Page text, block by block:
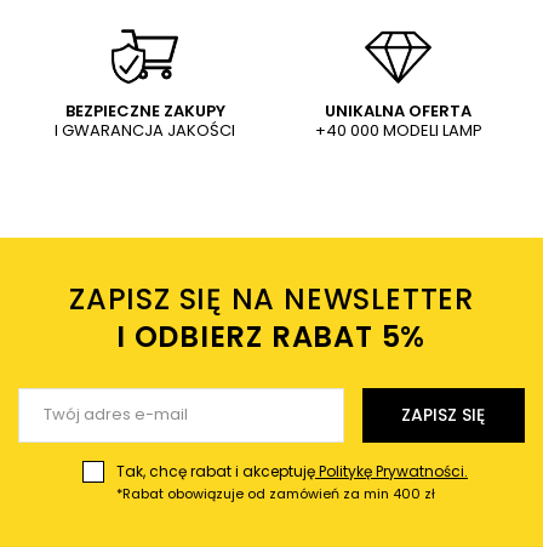
półokrągła OPRAWA
geometryczna przyścienna
czarna
204,00 PLN 99,96 PLN
Prestige metalowa OPRAWA
regulowany kinkiet biały
101,00 PLN
Dodaj własne zdjęcie produktu:
Twoje imię
Twój email
BEZPIECZNE ZAKUPY
I GWARANCJA JAKOŚCI
UNIKALNA OFERTA
+40 000 MODELI LAMP
ZAPISZ SIĘ NA NEWSLETTER
I ODBIERZ RABAT 5%ㅤ
ZAPISZ SIĘ
Tak, chcę rabat i akceptujęPolitykę Prywatności.
*Rabat obowiązuje od zamówień za min 400 zł